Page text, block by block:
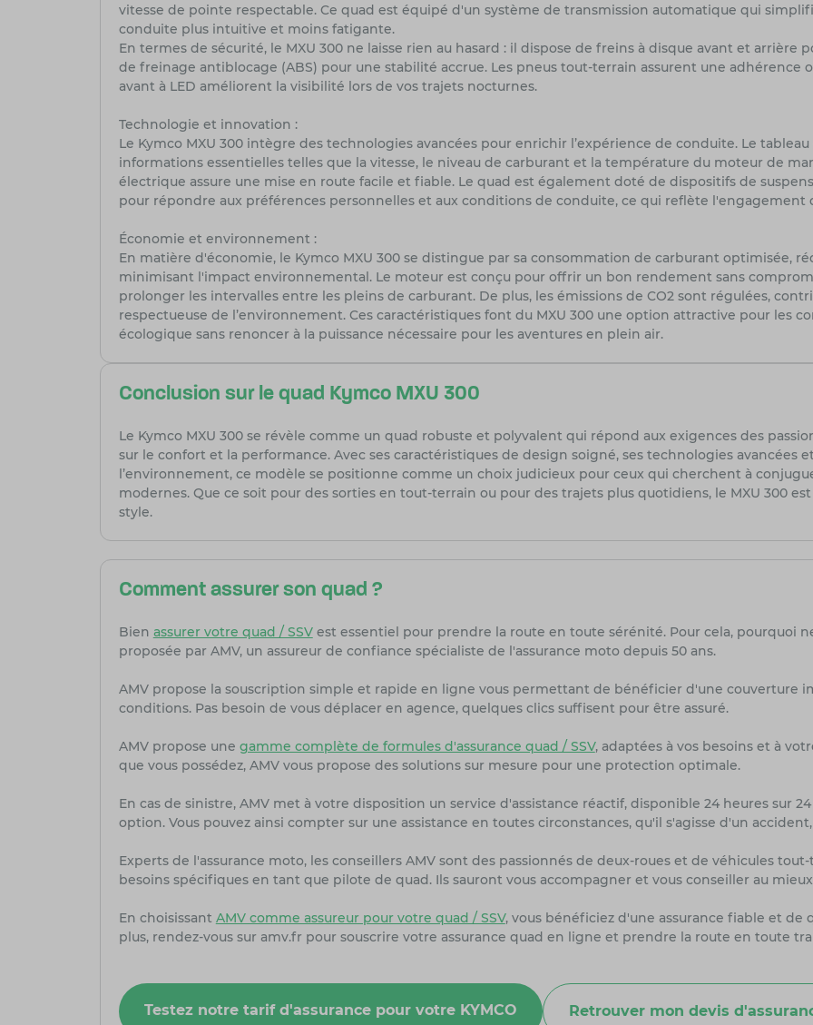
vitesse de pointe respectable. Ce quad est équipé d'un système de transmission automatique qui
conduite plus intuitive et moins fatigante.
En termes de sécurité, le MXU 300 ne laisse rien au hasard : il dispose de freins à disque avant et arrière
de freinage antiblocage (ABS) pour une stabilité accrue. Les pneus tout-terrain assurent une adhérence
avant à LED améliorent la visibilité lors de vos trajets nocturnes.
Technologie et innovation :
Le Kymco MXU 300 intègre des technologies avancées pour enrichir l’expérience de conduite. Le
informations essentielles telles que la vitesse, le niveau de carburant et la température du moteur de
électrique assure une mise en route facile et fiable. Le quad est également doté de dispositifs de
pour répondre aux préférences personnelles et aux conditions de conduite, ce qui reflète
Économie et environnement :
En matière d'économie, le Kymco MXU 300 se distingue par sa consommation de carburant optimisée,
minimisant l'impact environnemental. Le moteur est conçu pour offrir un bon rendement sans
prolonger les intervalles entre les pleins de carburant. De plus, les émissions de CO2 sont régulées,
respectueuse de l’environnement. Ces caractéristiques font du MXU 300 une option attractive pour les
écologique sans renoncer à la puissance nécessaire pour les aventures en plein air.
Conclusion sur le quad Kymco MXU 300
Le Kymco MXU 300 se révèle comme un quad robuste et polyvalent qui répond aux exigences des
sur le confort et la performance. Avec ses caractéristiques de design soigné, ses technologies avancées
l’environnement, ce modèle se positionne comme un choix judicieux pour ceux qui cherchent à
modernes. Que ce soit pour des sorties en tout-terrain ou pour des trajets plus quotidiens, le MXU 300
style.
Comment assurer son quad ?
Bien assurer votre quad / SSVest essentiel pour prendre la route en toute sérénité. Pour cela, pourquoi
proposée par AMV, un assureur de confiance spécialiste de l'assurance moto depuis 50 ans.
AMV propose la souscription simple et rapide en ligne vous permettant de bénéficier d'une couverture
conditions. Pas besoin de vous déplacer en agence, quelques clics suffisent pour être assuré.
AMV propose une gamme complète de formules d'assurance quad / SSV, adaptées à vos besoins et à
que vous possédez, AMV vous propose des solutions sur mesure pour une protection optimale.
En cas de sinistre, AMV met à votre disposition un service d'assistance réactif, disponible 24 heures sur
option. Vous pouvez ainsi compter sur une assistance en toutes circonstances, qu'il s'agisse d'un
Experts de l'assurance moto, les conseillers AMV sont des passionnés de deux-roues et de véhicules
besoins spécifiques en tant que pilote de quad. Ils sauront vous accompagner et vous conseiller au
En choisissant AMV comme assureur pour votre quad / SSV, vous bénéficiez d'une assurance fiable et
plus, rendez-vous sur amv.fr pour souscrire votre assurance quad en ligne et prendre la route en toute
Testez notre tarif d'assurance pour votre KYMCO Retrouver mon devis